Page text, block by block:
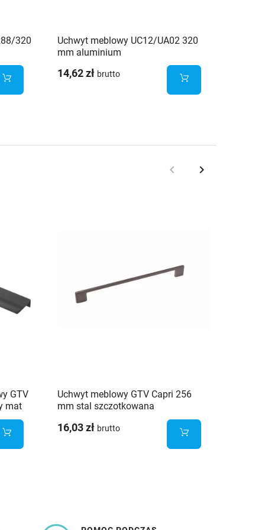
320
Uchwyt meblowy UC12/UA02 320
mm aluminium
14,62 zł brutto
Poprzedni
keyboard_arrow_left Następny
keyboard_arrow_right
GTV
mat
Uchwyt meblowy GTV Capri 256
mm stal szczotkowana
16,03 zł brutto